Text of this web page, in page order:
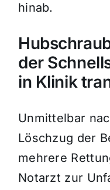
hinab.
der
in Klinik
Unmittelbar
Löschzug der
mehrere
Notarzt zur